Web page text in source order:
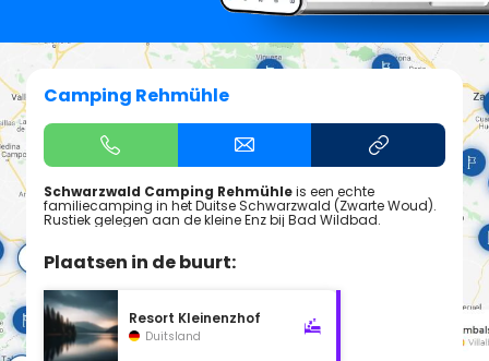
Camping Rehmühle
Schwarzwald Camping Rehmühleis een echte
familiecamping in het Duitse Schwarzwald (Zwarte Woud).
Rustiek gelegen aan de kleine Enz bij Bad Wildbad.
Plaatsen in de buurt:
Resort Kleinenzhof
Duitsland